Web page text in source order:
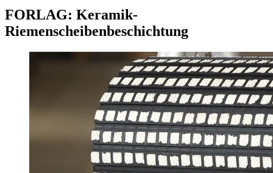
FORLAG: Keramik-
Riemenscheibenbeschichtung